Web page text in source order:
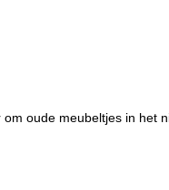
oude meubeltjes in het